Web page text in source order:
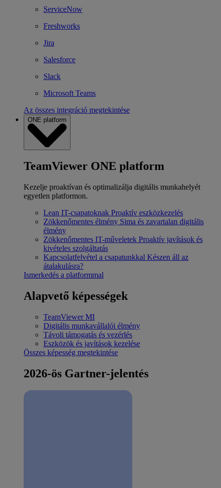
ServiceNow
Freshworks
Jira
Salesforce
Slack
Microsoft Teams
Az összes integráció megtekintése
ONE platform
TeamViewer ONE platform
Kezelje proaktívan és optimalizálja digitális munkahelyét
egyetlen platformon.
Lean IT-csapatoknak Proaktív eszközkezelés
Zökkenőmentes élmény Sima és zavartalan digitális
élmény
Zökkenőmentes IT-műveletek Proaktív javítások és
kivételes szolgáltatás
Kapcsolatfelvétel a csapatunkkal Készen áll az
átalakulásra?
Ismerkedés a platformmal
Alapvető képességek
TeamViewer MI
Digitális munkavállalói élmény
Távoli támogatás és vezérlés
Eszközök és javítások kezelése
Összes képesség megtekintése
2026-ös Gartner-jelentés